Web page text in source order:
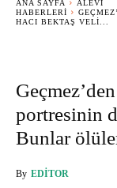
ANA SAYFA
ALEVI
HABERLERI
HACI BEKTAŞ VELI...
portresinin
Bunlar
By EDITOR